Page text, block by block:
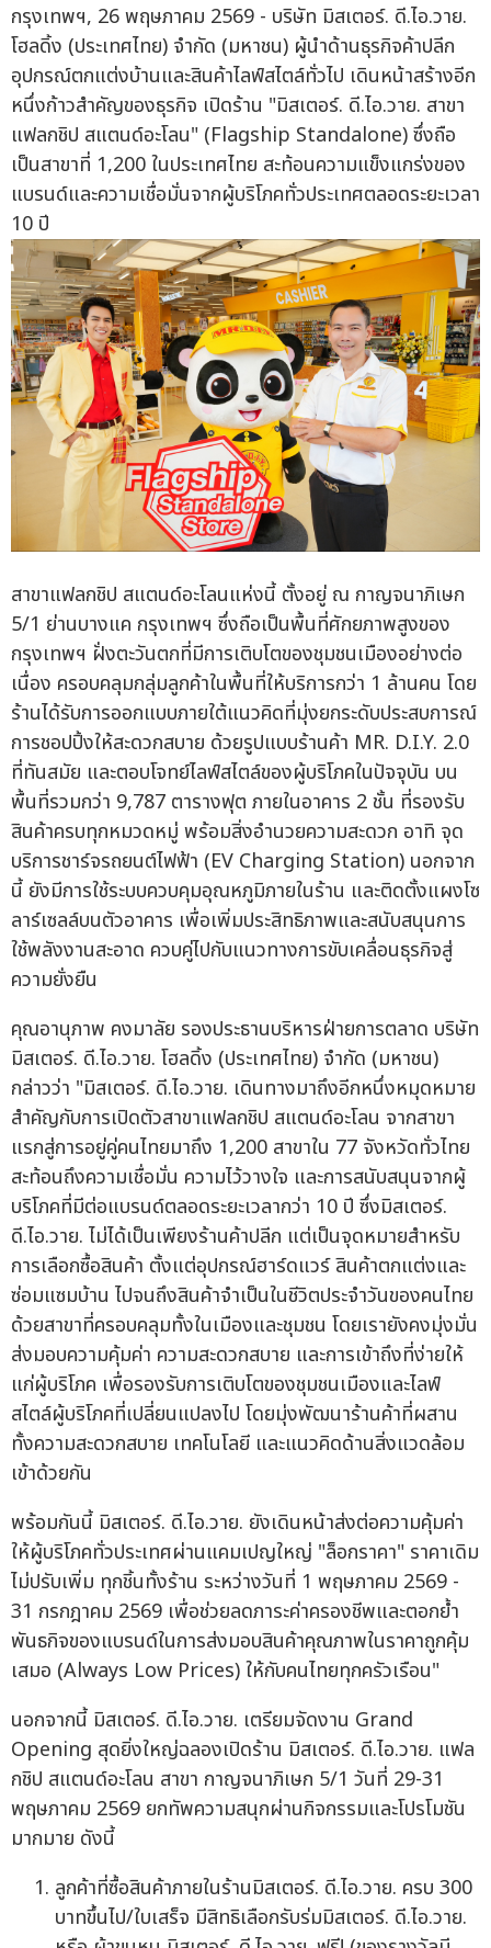
กรุงเทพฯ, 26 พฤษภาคม 2569 - บริษัท มิสเตอร์. ดี.ไอ.วาย.
โฮลดิ้ง (ประเทศไทย) จำกัด (มหาชน) ผู้นำด้านธุรกิจค้าปลีก
อุปกรณ์ตกแต่งบ้านและสินค้าไลฟ์สไตล์ทั่วไป เดินหน้าสร้างอีก
หนึ่งก้าวสำคัญของธุรกิจ เปิดร้าน "มิสเตอร์. ดี.ไอ.วาย. สาขา
แฟลกชิป สแตนด์อะโลน" (Flagship Standalone) ซึ่งถือ
เป็นสาขาที่ 1,200 ในประเทศไทย สะท้อนความแข็งแกร่งของ
แบรนด์และความเชื่อมั่นจากผู้บริโภคทั่วประเทศตลอดระยะเวลา
10 ปี
สาขาแฟลกชิป สแตนด์อะโลนแห่งนี้ ตั้งอยู่ ณ กาญจนาภิเษก
5/1 ย่านบางแค กรุงเทพฯ ซึ่งถือเป็นพื้นที่ศักยภาพสูงของ
กรุงเทพฯ ฝั่งตะวันตกที่มีการเติบโตของชุมชนเมืองอย่างต่อ
เนื่อง ครอบคลุมกลุ่มลูกค้าในพื้นที่ให้บริการกว่า 1 ล้านคน โดย
ร้านได้รับการออกแบบภายใต้แนวคิดที่มุ่งยกระดับประสบการณ์
การชอปปิ้งให้สะดวกสบาย ด้วยรูปแบบร้านค้า MR. D.I.Y. 2.0
ที่ทันสมัย และตอบโจทย์ไลฟ์สไตล์ของผู้บริโภคในปัจจุบัน บน
พื้นที่รวมกว่า 9,787 ตารางฟุต ภายในอาคาร 2 ชั้น ที่รองรับ
สินค้าครบทุกหมวดหมู่ พร้อมสิ่งอำนวยความสะดวก อาทิ จุด
บริการชาร์จรถยนต์ไฟฟ้า (EV Charging Station) นอกจาก
นี้ ยังมีการใช้ระบบควบคุมอุณหภูมิภายในร้าน และติดตั้งแผงโซ
ลาร์เซลล์บนตัวอาคาร เพื่อเพิ่มประสิทธิภาพและสนับสนุนการ
ใช้พลังงานสะอาด ควบคู่ไปกับแนวทางการขับเคลื่อนธุรกิจสู่
ความยั่งยืน
คุณอานุภาพ คงมาลัย รองประธานบริหารฝ่ายการตลาด บริษัท
มิสเตอร์. ดี.ไอ.วาย. โฮลดิ้ง (ประเทศไทย) จำกัด (มหาชน)
กล่าวว่า "มิสเตอร์. ดี.ไอ.วาย. เดินทางมาถึงอีกหนึ่งหมุดหมาย
สำคัญกับการเปิดตัวสาขาแฟลกชิป สแตนด์อะโลน จากสาขา
แรกสู่การอยู่คู่คนไทยมาถึง 1,200 สาขาใน 77 จังหวัดทั่วไทย
สะท้อนถึงความเชื่อมั่น ความไว้วางใจ และการสนับสนุนจากผู้
บริโภคที่มีต่อแบรนด์ตลอดระยะเวลากว่า 10 ปี ซึ่งมิสเตอร์.
ดี.ไอ.วาย. ไม่ได้เป็นเพียงร้านค้าปลีก แต่เป็นจุดหมายสำหรับ
การเลือกซื้อสินค้า ตั้งแต่อุปกรณ์ฮาร์ดแวร์ สินค้าตกแต่งและ
ซ่อมแซมบ้าน ไปจนถึงสินค้าจำเป็นในชีวิตประจำวันของคนไทย
ด้วยสาขาที่ครอบคลุมทั้งในเมืองและชุมชน โดยเรายังคงมุ่งมั่น
ส่งมอบความคุ้มค่า ความสะดวกสบาย และการเข้าถึงที่ง่ายให้
แก่ผู้บริโภค เพื่อรองรับการเติบโตของชุมชนเมืองและไลฟ์
สไตล์ผู้บริโภคที่เปลี่ยนแปลงไป โดยมุ่งพัฒนาร้านค้าที่ผสาน
ทั้งความสะดวกสบาย เทคโนโลยี และแนวคิดด้านสิ่งแวดล้อม
เข้าด้วยกัน
พร้อมกันนี้ มิสเตอร์. ดี.ไอ.วาย. ยังเดินหน้าส่งต่อความคุ้มค่า
ให้ผู้บริโภคทั่วประเทศผ่านแคมเปญใหญ่ "ล็อกราคา" ราคาเดิม
ไม่ปรับเพิ่ม ทุกชิ้นทั้งร้าน ระหว่างวันที่ 1 พฤษภาคม 2569 -
31 กรกฎาคม 2569 เพื่อช่วยลดภาระค่าครองชีพและตอกย้ำ
พันธกิจของแบรนด์ในการส่งมอบสินค้าคุณภาพในราคาถูกคุ้ม
เสมอ (Always Low Prices) ให้กับคนไทยทุกครัวเรือน"
นอกจากนี้ มิสเตอร์. ดี.ไอ.วาย. เตรียมจัดงาน Grand
Opening สุดยิ่งใหญ่ฉลองเปิดร้าน มิสเตอร์. ดี.ไอ.วาย. แฟล
กชิป สแตนด์อะโลน สาขา กาญจนาภิเษก 5/1 วันที่ 29-31
พฤษภาคม 2569 ยกทัพความสนุกผ่านกิจกรรมและโปรโมชัน
มากมาย ดังนี้
ลูกค้าที่ซื้อสินค้าภายในร้านมิสเตอร์. ดี.ไอ.วาย. ครบ 300
บาทขึ้นไป/ใบเสร็จ มีสิทธิเลือกรับร่มมิสเตอร์. ดี.ไอ.วาย.